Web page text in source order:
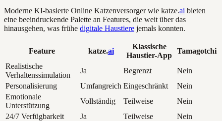
Moderne KI-basierte Online Katzenversorger wie katze.ai bieten
eine beeindruckende Palette an Features, die weit über das
hinausgehen, was frühe digitale Haustiere jemals konnten.
Feature katze.ai
Klassische
Haustier-App
Tamagotchi
Realistische
Verhaltenssimulation
Ja Begrenzt
Nein
Personalisierung
Umfangreich Eingeschränkt
Nein
Emotionale
Unterstützung
Vollständig Teilweise
Nein
24/7 Verfügbarkeit
Ja Teilweise
Nein